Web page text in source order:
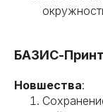
БАЗИС-Принт
Новшества: